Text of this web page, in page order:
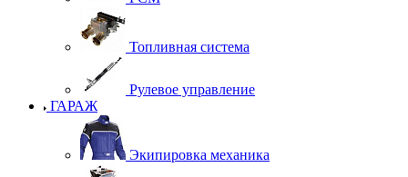
Топливная система
Рулевое управление
ГАРАЖ
Экипировка механика